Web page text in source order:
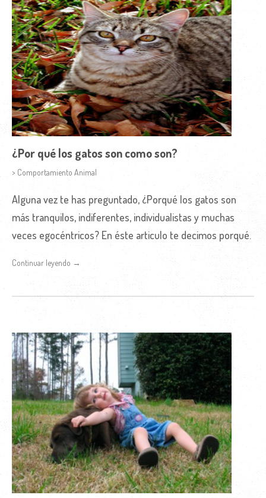
¿Por qué los gatos son como son?
> Comportamiento Animal
Alguna vez te has preguntado, ¿Porqué los gatos son
más tranquilos, indiferentes, individualistas y muchas
veces egocéntricos? En éste articulo te decimos porqué.
Continuar leyendo →